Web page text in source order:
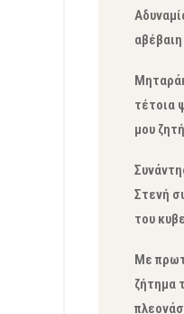
τέτοια
μου
Στενή
του
Με
ζήτημα